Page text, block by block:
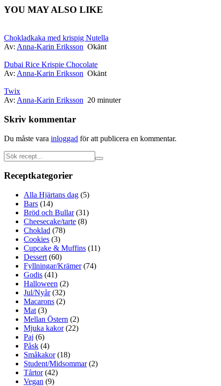
YOU MAY ALSO LIKE
Chokladkaka med krispig Nutella
Av: Anna-Karin Eriksson Okänt
Dubai Rice Krispie Chocolate
Av: Anna-Karin Eriksson Okänt
Twix
Av: Anna-Karin Eriksson 20 minuter
Skriv kommentar
Du måste vara inloggad för att publicera en kommentar.
Receptkategorier
Alla Hjärtans dag (5)
Bars (14)
Bröd och Bullar(31)
Cheesecake/tarte (8)
Choklad (78)
Cookies (3)
Cupcake & Muffins (11)
Dessert (60)
Fyllningar/Krämer(74)
Godis (41)
Halloween (2)
Jul/Nyår(32)
Macarons (2)
Mat (3)
Mellan Östern (2)
Mjuka kakor(22)
Paj (6)
Påsk (4)
Småkakor(18)
Student/Midsommar(2)
Tårtor(42)
Vegan (9)